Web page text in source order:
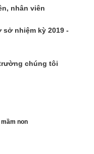
nhân viên
nhiệm kỳ 2019 -
chúng tôi
non